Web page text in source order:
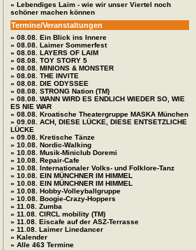
» Lebendiges Laim - wie wir unser Viertel noch
schöner machen können
Termine/Veranstaltungen
» 08.08. Ein Blick ins Innere
» 08.08. Laimer Sommerfest
» 08.08. LAYERS OF LAIM
» 08.08. TOY STORY 5
» 08.08. MINIONS & MONSTER
» 08.08. THE INVITE
» 08.08. DIE ODYSSEE
» 08.08. STRONG Nation (TM)
» 08.08. WANN WIRD ES ENDLICH WIEDER SO, WIE
ES NIE WAR
» 08.08. Kroatische Theatergruppe MASKA München
» 09.08. ACH, DIESE LÜCKE, DIESE ENTSETZLICHE
LÜCKE
» 09.08. Kretische Tänze
» 10.08. Nordic-Walking
» 10.08. Musik-Miniclub Doremi
» 10.08. Repair-Cafe
» 10.08. Internationaler Volks- und Folklore-Tanz
» 10.08. EIN MÜNCHNER IM HIMMEL
» 10.08. EIN MÜNCHNER IM HIMMEL
» 10.08. Hobby-Volleyballgruppe
» 10.08. Boogie-Crazy-Hoppers
» 11.08. Zumba
» 11.08. CIRCL mobility (TM)
» 11.08. Eiscafe auf der ASZ-Terrasse
» 11.08. Laimer Linedancer
» Kalender
» Alle 463 Termine